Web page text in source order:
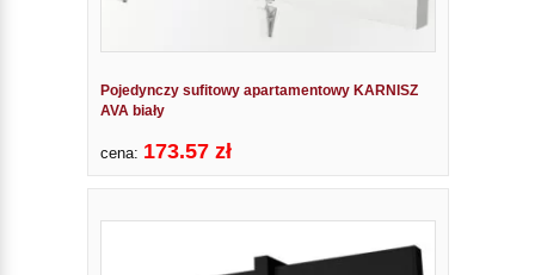
Pojedynczy sufitowy apartamentowy KARNISZ
AVA biały
cena: 173.57 zł